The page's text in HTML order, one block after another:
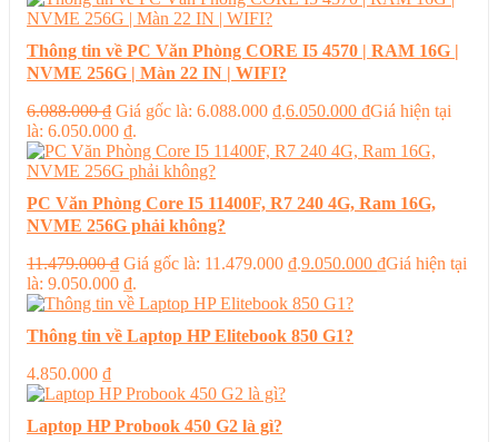
Thông tin về PC Văn Phòng CORE I5 4570 | RAM 16G |
NVME 256G | Màn 22 IN | WIFI?
6.088.000₫ Giá gốc là: 6.088.000 ₫.6.050.000 ₫Giá hiện tại
là: 6.050.000 ₫.
PC Văn Phòng Core I5 11400F, R7 240 4G, Ram 16G,
NVME 256G phải không?
11.479.000₫ Giá gốc là: 11.479.000 ₫.9.050.000 ₫Giá hiện tại
là: 9.050.000 ₫.
Thông tin về Laptop HP Elitebook 850 G1?
4.850.000 ₫
Laptop HP Probook 450 G2 là gì?